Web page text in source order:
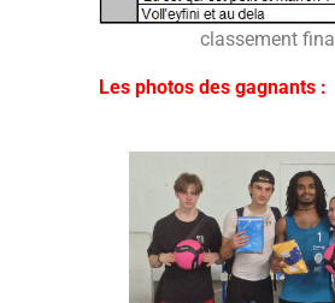
classement final
Les photos des gagnants :